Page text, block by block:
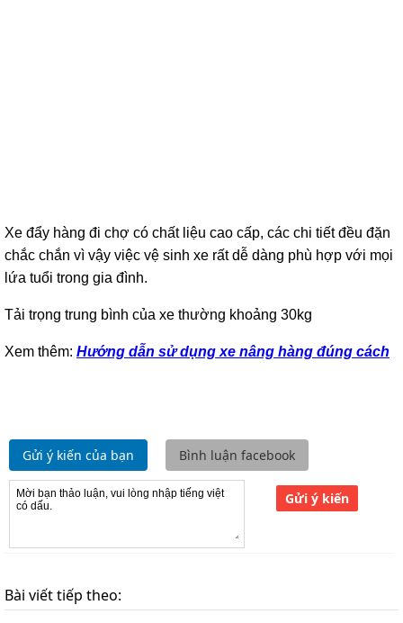
Xe đẩy hàng đi chợ có chất liệu cao cấp, các chi tiết đều đặn
chắc chắn vì vậy việc vệ sinh xe rất dễ dàng phù hợp với mọi
lứa tuổi trong gia đình.
Tải trọng trung bình của xe thường khoảng 30kg
Xem thêm: Hướng dẫn sử dụng xe nâng hàng đúng cách
Gửi ý kiến của bạn Bình luận facebook
Gửi ý kiến
Bài viết tiếp theo: